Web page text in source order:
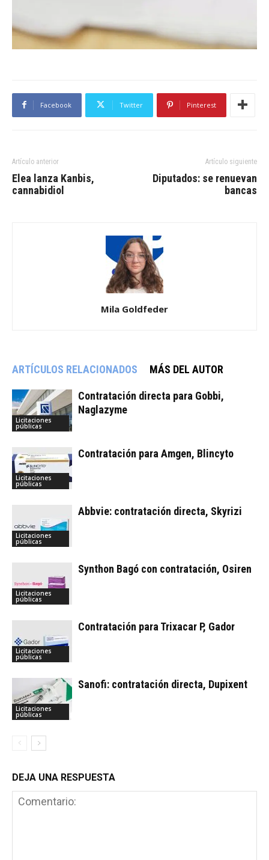
Facebook Twitter Pinterest
Artículo anterior
Elea lanza Kanbis,
cannabidiol
Artículo siguiente
Diputados: se renuevan
bancas
Mila Goldfeder
ARTÍCULOS RELACIONADOS MÁS DEL AUTOR
Licitaciones
públicas
Contratación directa para Gobbi,
Naglazyme
Licitaciones
públicas
Contratación para Amgen, Blincyto
Licitaciones
públicas
Abbvie: contratación directa, Skyrizi
Licitaciones
públicas
Synthon Bagó con contratación, Osiren
Licitaciones
públicas
Contratación para Trixacar P, Gador
Licitaciones
públicas
Sanofi: contratación directa, Dupixent
DEJA UNA RESPUESTA